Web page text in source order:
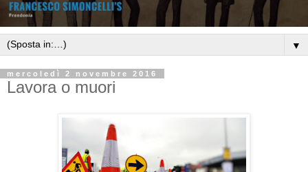
▼
mercoledì 2 novembre 2016
Lavora o muori